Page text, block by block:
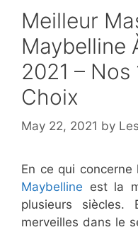
Meilleur
Maybelline
2021 – Nos
Choix
May 22, 2021 by
En ce qui
Maybelline est la
plusieurs
merveilles dans le